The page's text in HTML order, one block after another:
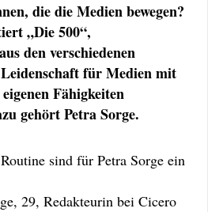
die die Medien bewegen?
„Die 500“,
den verschiedenen
für Medien mit
Fähigkeiten
gehört Petra Sorge.
sind für Petra Sorge ein
29, Redakteurin bei Cicero